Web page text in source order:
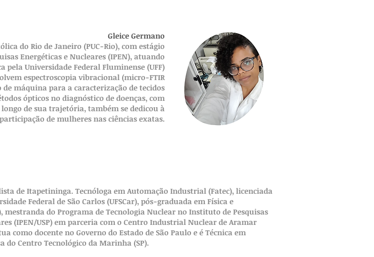
Gleice Germano
do Rio de Janeiro (PUC-Rio), com estágio
Energéticas e Nucleares (IPEN), atuando
pela Universidade Federal Fluminense (UFF)
espectroscopia vibracional (micro-FTIR
máquina para a caracterização de tecidos
ópticos no diagnóstico de doenças, com
longo de sua trajetória, também se dedicou à
de mulheres nas ciências exatas.
de Itapetininga. Tecnóloga em Automação Industrial (Fatec), licenciada
Federal de São Carlos (UFSCar), pós-graduada em Física e
mestranda do Programa de Tecnologia Nuclear no Instituto de Pesquisas
(IPEN/USP) em parceria com o Centro Industrial Nuclear de Aramar
como docente no Governo do Estado de São Paulo e é Técnica em
do Centro Tecnológico da Marinha (SP).